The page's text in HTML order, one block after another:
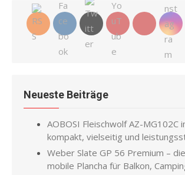
Neueste Beiträge
AOBOSI Fleischwolf AZ-MG102C
kompakt, vielseitig und
Weber Slate GP 56 Premium –
mobile Plancha für Balkon,